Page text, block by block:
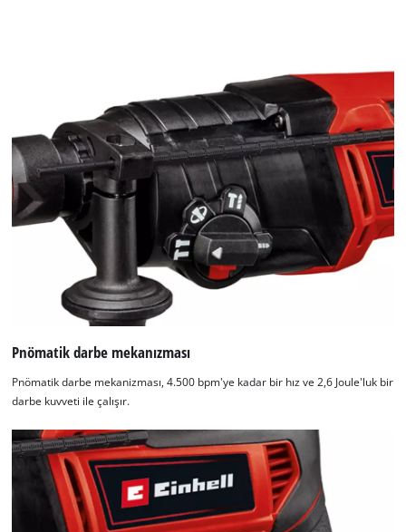
Pnömatik darbe mekanızması
Pnömatik darbe mekanizması, 4.500 bpm'ye kadar bir hız ve 2,6 Joule'luk bir
darbe kuvveti ile çalışır.